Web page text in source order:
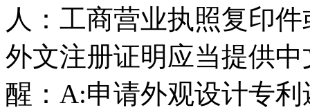
人：工商营业执照复印
外文注册证明应当提供
醒：A:申请外观设计专